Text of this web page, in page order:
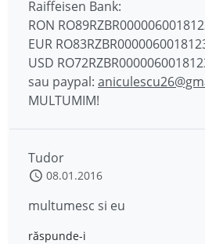
Raiffeisen Bank:
RON
EUR
USD
sau paypal:
MULTUMIM!
Tudor
08.01.2016
multumesc si eu
răspunde-i